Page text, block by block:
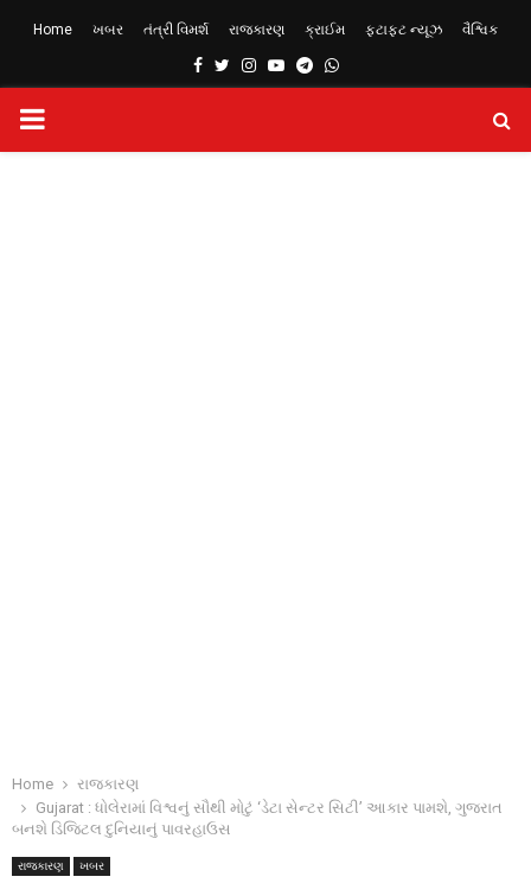
Home ખબર તંત્રી વિમર્શ રાજકારણ ક્રાઈમ ફટાફટ ન્યૂઝ વૈશ્વિક
Facebook
TwitterInstagram
YoutubeTelegram
Whatsapp
PRIMARY
Home
રાજકારણ
Gujarat : ધોલેરામાં વિશ્વનું સૌથી મોટું ‘ડેટા સેન્ટર સિટી’ આકાર પામશે, ગુજરાત
બનશે ડિજિટલ દુનિયાનું પાવરહાઉસ
રાજકારણ ખબર